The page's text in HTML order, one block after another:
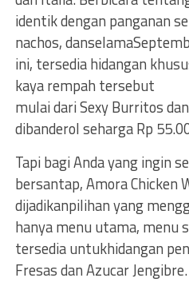
identik dengan panganan
nachos,
ini, tersedia hidangan
kaya rempah tersebut
mulai dari Sexy Burritos
dibanderol seharga Rp
Tapi bagi Anda yang ingin
bersantap, Amora Chicken
dijadikanpilihan yang
hanya menu utama, menu
tersedia untukhidangan
Fresas dan Azucar Jengibre.